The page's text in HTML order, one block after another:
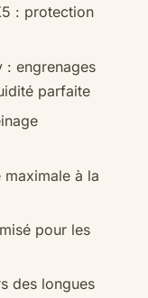
: protection
: engrenages
parfaite
maximale à la
pour les
des longues